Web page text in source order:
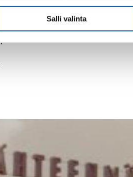
Salli valinta
keskikerroksessa